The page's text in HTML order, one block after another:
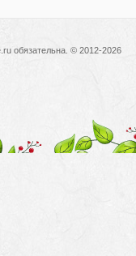
обязательна. © 2012-2026